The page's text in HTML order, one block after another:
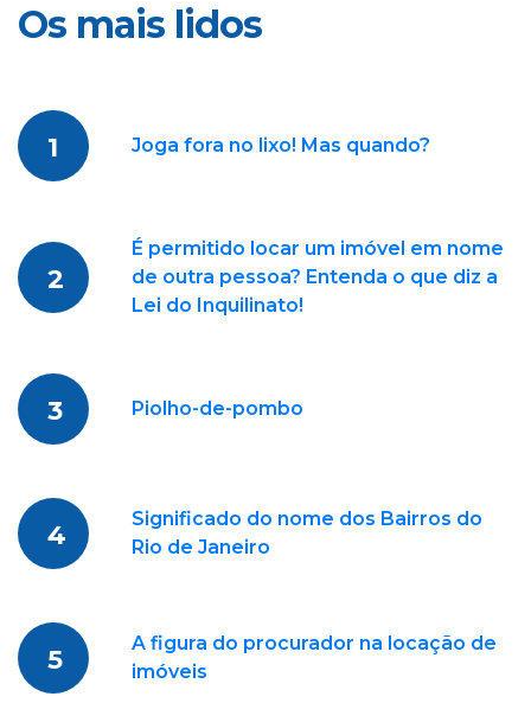
Os mais lidos
1 Joga fora no lixo! Mas quando?
2
É permitido locar um imóvel em nome
de outra pessoa? Entenda o que diz a
Lei do Inquilinato!
3 Piolho-de-pombo
4
Significado do nome dos Bairros do
Rio de Janeiro
5
A figura do procurador na locação de
imóveis